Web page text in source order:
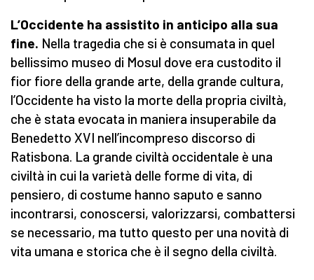
L’Occidente ha assistito in anticipo alla sua
fine. Nella tragedia che si è consumata in quel
bellissimo museo di Mosul dove era custodito il
fior fiore della grande arte, della grande cultura,
l’Occidente ha visto la morte della propria civiltà,
che è stata evocata in maniera insuperabile da
Benedetto XVI nell’incompreso discorso di
Ratisbona. La grande civiltà occidentale è una
civiltà in cui la varietà delle forme di vita, di
pensiero, di costume hanno saputo e sanno
incontrarsi, conoscersi, valorizzarsi, combattersi
se necessario, ma tutto questo per una novità di
vita umana e storica che è il segno della civiltà.